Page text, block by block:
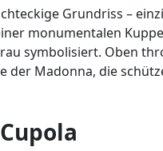
Grundriss –
monumentalen
symbolisiert. Oben
der Madonna, die